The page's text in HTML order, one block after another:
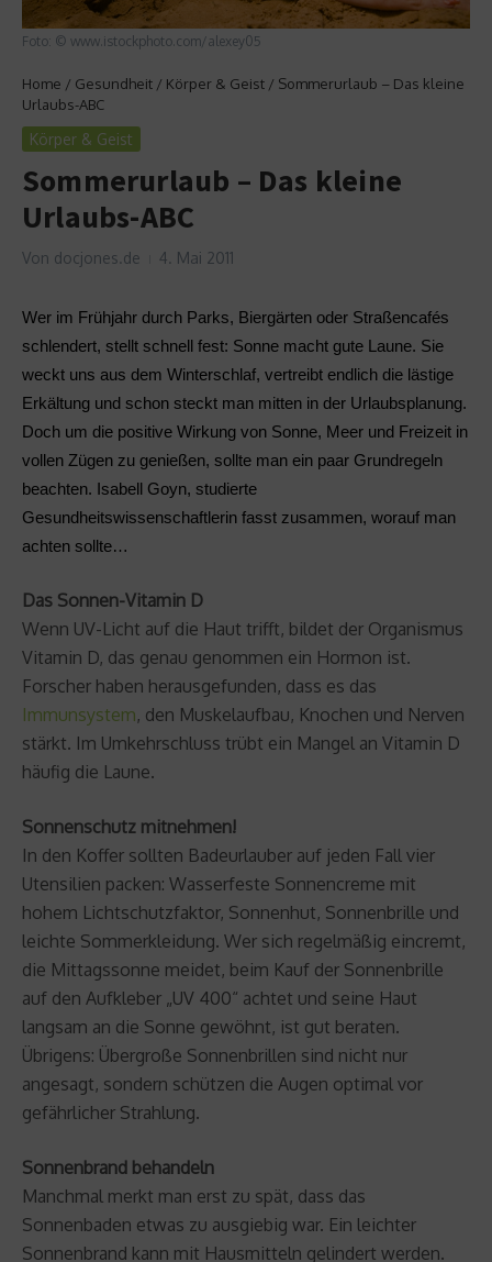
Foto: © www.istockphoto.com/alexey05
Home / Gesundheit / Körper & Geist / Sommerurlaub – Das kleine
Urlaubs-ABC
Körper & Geist
Sommerurlaub – Das kleine
Urlaubs-ABC
Von docjones.de 4. Mai 2011
Wer im Frühjahr durch Parks, Biergärten oder Straßencafés
schlendert, stellt schnell fest: Sonne macht gute Laune. Sie
weckt uns aus dem Winterschlaf, vertreibt endlich die lästige
Erkältung und schon steckt man mitten in der Urlaubsplanung.
Doch um die positive Wirkung von Sonne, Meer und Freizeit in
vollen Zügen zu genießen, sollte man ein paar Grundregeln
beachten. Isabell Goyn, studierte
Gesundheitswissenschaftlerin fasst zusammen, worauf man
achten sollte…
Das Sonnen-Vitamin D
Wenn UV-Licht auf die Haut trifft, bildet der Organismus
Vitamin D, das genau genommen ein Hormon ist.
Forscher haben herausgefunden, dass es das
Immunsystem, den Muskelaufbau, Knochen und Nerven
stärkt. Im Umkehrschluss trübt ein Mangel an Vitamin D
häufig die Laune.
Sonnenschutz mitnehmen!
In den Koffer sollten Badeurlauber auf jeden Fall vier
Utensilien packen: Wasserfeste Sonnencreme mit
hohem Lichtschutzfaktor, Sonnenhut, Sonnenbrille und
leichte Sommerkleidung. Wer sich regelmäßig eincremt,
die Mittagssonne meidet, beim Kauf der Sonnenbrille
auf den Aufkleber „UV 400“ achtet und seine Haut
langsam an die Sonne gewöhnt, ist gut beraten.
Übrigens: Übergroße Sonnenbrillen sind nicht nur
angesagt, sondern schützen die Augen optimal vor
gefährlicher Strahlung.
Sonnenbrand behandeln
Manchmal merkt man erst zu spät, dass das
Sonnenbaden etwas zu ausgiebig war. Ein leichter
Sonnenbrand kann mit Hausmitteln gelindert werden.